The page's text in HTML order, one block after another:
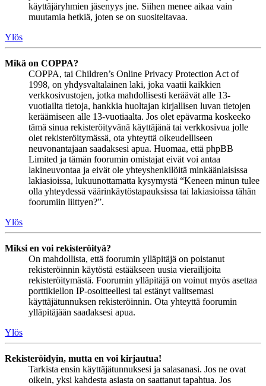
käyttäjäryhmien jäsenyys jne. Siihen menee aikaa vain
muutamia hetkiä, joten se on suositeltavaa.
Ylös
Mikä on COPPA?
COPPA, tai Children’s Online Privacy Protection Act of
1998, on yhdysvaltalainen laki, joka vaatii kaikkien
verkkosivustojen, jotka mahdollisesti keräävät alle 13-
vuotiailta tietoja, hankkia huoltajan kirjallisen luvan tietojen
keräämiseen alle 13-vuotiaalta. Jos olet epävarma koskeeko
tämä sinua rekisteröityvänä käyttäjänä tai verkkosivua jolle
olet rekisteröitymässä, ota yhteyttä oikeudelliseen
neuvonantajaan saadaksesi apua. Huomaa, että phpBB
Limited ja tämän foorumin omistajat eivät voi antaa
lakineuvontaa ja eivät ole yhteyshenkilöitä minkäänlaisissa
lakiasioissa, lukuunottamatta kysymystä “Keneen minun tulee
olla yhteydessä väärinkäytöstapauksissa tai lakiasioissa tähän
foorumiin liittyen?”.
Ylös
Miksi en voi rekisteröityä?
On mahdollista, että foorumin ylläpitäjä on poistanut
rekisteröinnin käytöstä estääkseen uusia vierailijoita
rekisteröitymästä. Foorumin ylläpitäjä on voinut myös asettaa
porttikiellon IP-osoitteellesi tai estänyt valitsemasi
käyttäjätunnuksen rekisteröinnin. Ota yhteyttä foorumin
ylläpitäjään saadaksesi apua.
Ylös
Rekisteröidyin, mutta en voi kirjautua!
Tarkista ensin käyttäjätunnuksesi ja salasanasi. Jos ne ovat
oikein, yksi kahdesta asiasta on saattanut tapahtua. Jos